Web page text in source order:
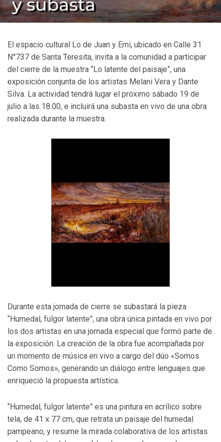
El espacio cultural Lo de Juan y Emi, ubicado en Calle 31
N°737 de Santa Teresita, invita a la comunidad a participar
del cierre de la muestra “Lo latente del paisaje”, una
exposición conjunta de los artistas Melani Vera y Dante
Silva. La actividad tendrá lugar el próximo sábado 19 de
julio a las 18.00, e incluirá una subasta en vivo de una obra
realizada durante la muestra.
Durante esta jornada de cierre se subastará la pieza
“Humedal, fulgor latente”, una obra única pintada en vivo por
los dos artistas en una jornada especial que formó parte de
la exposición. La creación de la obra fue acompañada por
un momento de música en vivo a cargo del dúo «Somos
Como Somos», generando un diálogo entre lenguajes que
enriqueció la propuesta artística.
“Humedal, fulgor latente” es una pintura en acrílico sobre
tela, de 41 x 77 cm, que retrata un paisaje del humedal
pampeano, y resume la mirada colaborativa de los artistas